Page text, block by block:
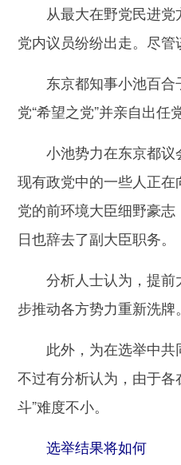
从最大在野党民进党
党内议员纷纷出走。尽管
东京都知事小池百合
党“希望之党”并亲自出任
小池势力在东京都议
现有政党中的一些人正
党的前环境大臣细野豪
日也辞去了副大臣职务。
分析人士认为，提前
步推动各方势力重新洗牌。
此外，为在选举中共同
不过有分析认为，由于
斗”难度不小。
选举结果将如何